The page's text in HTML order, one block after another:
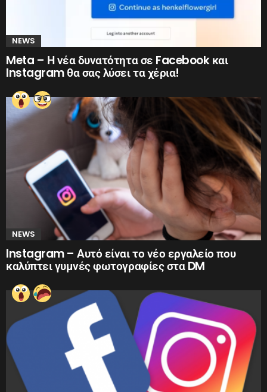
NEWS
Meta – Η νέα δυνατότητα σε Facebook και
Instagram θα σας λύσει τα χέρια!
NEWS
Instagram – Αυτό είναι το νέο εργαλείο που
καλύπτει γυμνές φωτογραφίες στα DM